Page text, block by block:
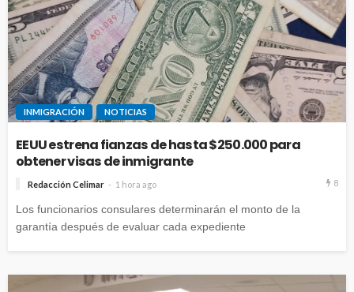
INMIGRACIÓN NOTICIAS
EEUU estrena fianzas de hasta $250.000 para
obtener visas de inmigrante
Redacción Celimar 1 hora ago 8
Los funcionarios consulares determinarán el monto de la
garantía después de evaluar cada expediente